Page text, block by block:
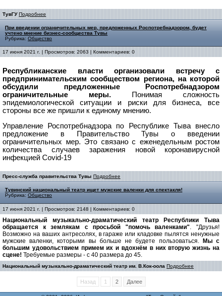
ТувГУ Подробнее
При введении ограничительных мер, предложенных Роспотребнадзором, будет
учтено мнение бизнес-сообщества Тувы
Рубрика: Общество
17 июня 2021 г. | Просмотров: 2063 | Комментариев: 0
Республиканские власти организовали встречу с
предпринимательским сообществом региона, на которой
обсудили предложенные Роспотребнадзором
ограничительные меры. Понимая сложность
эпидемиологической ситуации и риски для бизнеса, все
стороны все же пришли к единому мнению.
Управление Роспотребнадзора по Республике Тыва внесло
предложение в Правительство Тувы о введении
ограничительных мер. Это связано с еженедельным ростом
количества случаев заражения новой коронавирусной
инфекцией Covid-19
Пресс-служба правительства Тувы Подробнее
Тувинский национальный театр ищет мужские валенки для спектакля!
Рубрика: Общество
17 июня 2021 г. | Просмотров: 2148 | Комментариев: 0
Национальный музыкально-драматический театр Республики Тыва
обращается к землякам с просьбой "помочь валенками". "Друзья!
Возможно на ваших антресолях, в гараже или кладовке пылятся ненужные
мужские валенки, которыми вы больше не будете пользоваться.
Мы с
большим удовольствием примем их и вдохнём в них вторую жизнь на
сцене! Требуемые размеры - с 40 размера до 45.
Национальный музыкально-драматический театр им. В.Кок-оола Подробнее
Назад 1 2 Далее